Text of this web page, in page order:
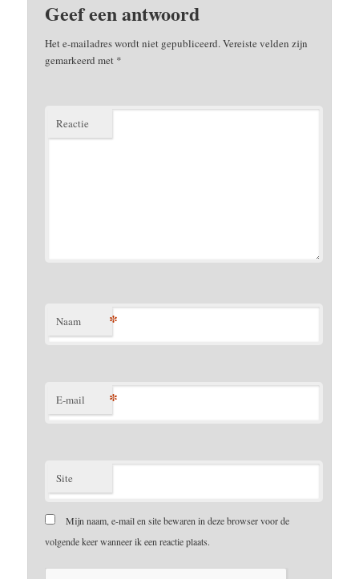
Geef een antwoord
Het e-mailadres wordt niet gepubliceerd.Vereiste velden zijn
gemarkeerd met *
Reactie
Naam *
E-mail *
Site
Mijn naam, e-mail en site bewaren in deze browser voor de
volgende keer wanneer ik een reactie plaats.